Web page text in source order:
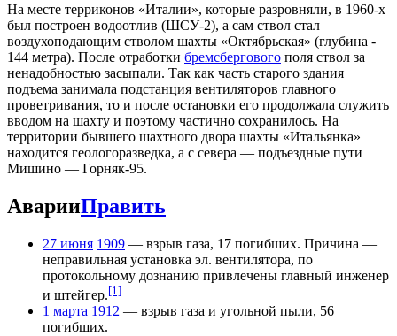
На месте терриконов «Италии», которые разровняли, в 1960-х
был построен водоотлив (ШСУ-2), а сам ствол стал
воздухоподающим стволом шахты «Октябрьская» (глубина -
144 метра). После отработки бремсбергового поля ствол за
ненадобностью засыпали. Так как часть старого здания
подъема занимала подстанция вентиляторов главного
проветривания, то и после остановки его продолжала служить
вводом на шахту и поэтому частично сохранилось. На
территории бывшего шахтного двора шахты «Итальянка»
находится геологоразведка, а с севера — подъездные пути
Мишино — Горняк-95.
АварииПравить
27 июня 1909 — взрыв газа, 17 погибших. Причина —
неправильная установка эл. вентилятора, по
протокольному дознанию привлечены главный инженер
и штейгер.[1]
1 марта 1912 — взрыв газа и угольной пыли, 56
погибших.